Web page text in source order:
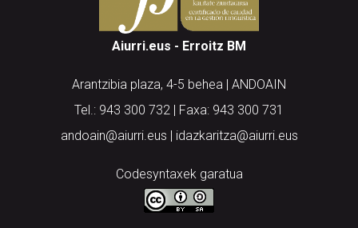
Aiurri.eus - Erroitz BM
Arantzibia plaza, 4-5 behea | ANDOAIN
Tel.: 943 300 732 | Faxa: 943 300 731
andoain@aiurri.eus | idazkaritza@aiurri.eus
Codesyntaxek garatua